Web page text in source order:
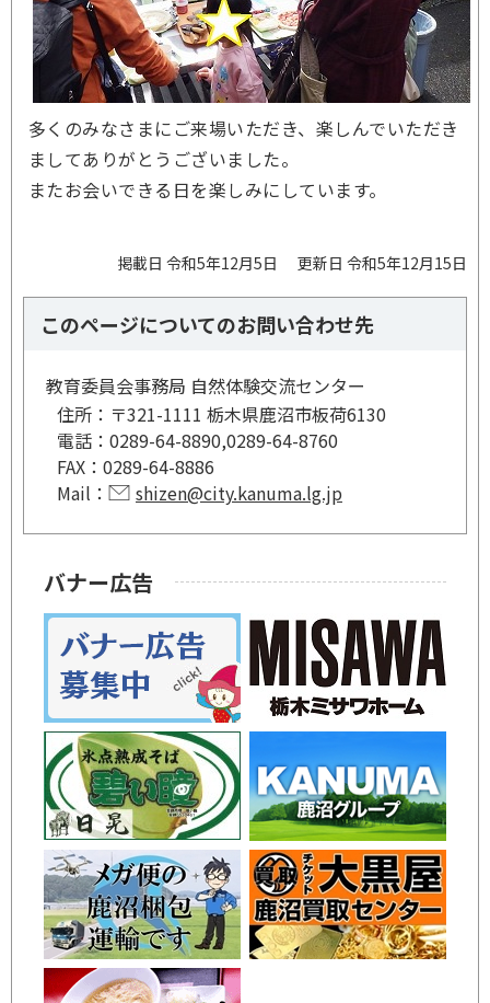
多くのみなさまにご来場いただき、楽しんでいただき
ましてありがとうございました。
またお会いできる日を楽しみにしています。
掲載日 令和5年12月5日 更新日 令和5年12月15日
このページについてのお問い合わせ先
教育委員会事務局 自然体験交流センター
住所： 〒321-1111 栃木県鹿沼市板荷6130
電話： 0289-64-8890,0289-64-8760
FAX： 0289-64-8886
Mail：
shizen@city.kanuma.lg.jp
バナー広告